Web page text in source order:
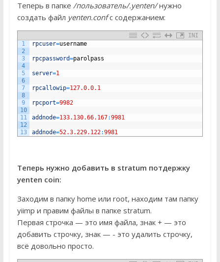
Теперь в папке /пользователь/.yenten/нужно
создать файл yenten.confс содержанием:
INI
1
2
3
4
5
6
7
8
9
10
11
12
13
rpcuser=username
rpcpassword=parolpass
server=1
rpcallowip=127.0.0.1
rpcport=9982
addnode=133.130.66.167:9981
addnode=52.3.229.122:9981
Теперь нужно добавить в stratum потдержку
yenten coin:
Заходим в папку home или root, находим там папку
yiimp и правим файлы в папке stratum.
Первая строчка — это имя файла, знак + — это
добавить строчку, знак — - это удалить строчку,
всё довольно просто.